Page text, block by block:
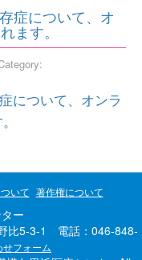
症について、オ
ます。
について、オンラ
いて 著作権について
ー
比5-3-1 電話：046-848-
せフォーム